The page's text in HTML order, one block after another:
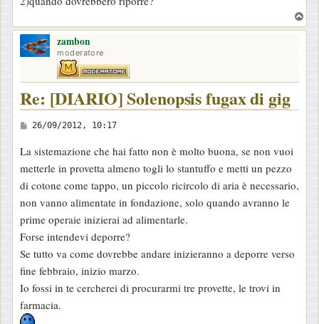
g
g
i
o
o
zambon
moderatore
Re: [DIARIO] Solenopsis fugax di gig
M
s
s
a
g
g
i
o
26/09/2012, 10:17
La sistemazione che hai fatto non è molto buona, se non vuoi
metterle in provetta almeno togli lo stantuffo e metti un pezzo
di cotone come tappo, un piccolo ricircolo di aria è necessario,
non vanno alimentate in fondazione, solo quando avranno le
prime operaie inizierai ad alimentarle.
Forse intendevi deporre?
Se tutto va come dovrebbe andare inizieranno a deporre verso
fine febbraio, inizio marzo.
Io fossi in te cercherei di procurarmi tre provette, le trovi in
farmacia.